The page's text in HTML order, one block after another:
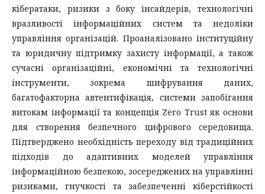
кібератаки, ризики з боку інсайдерів, технологічні
вразливості інформаційних систем та недоліки
управління організацій. Проаналізовано інституційну
та юридичну підтримку захисту інформації, а також
сучасні організаційні, економічні та технологічні
інструменти, зокрема шифрування даних,
багатофакторна автентифікація, системи запобігання
витокам інформації та концепція Zero Trust як основи
для створення безпечного цифрового середовища.
Підтверджено необхідність переходу від традиційних
підходів до адаптивних моделей управління
інформаційною безпекою, зосереджених на управлінні
ризиками, гнучкості та забезпеченні кіберстійкості